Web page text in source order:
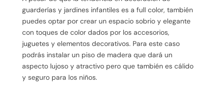
guarderías y jardines infantiles es a full color, también
puedes optar por crear un espacio sobrio y elegante
con toques de color dados por los accesorios,
juguetes y elementos decorativos. Para este caso
podrás instalar un piso de madera que dará un
aspecto lujoso y atractivo pero que también es cálido
y seguro para los niños.